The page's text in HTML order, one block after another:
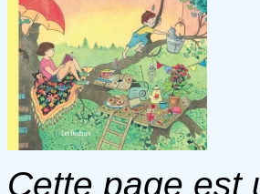
Cette page est